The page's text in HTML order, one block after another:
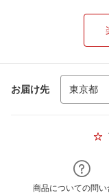
お届け先
商品についての問い